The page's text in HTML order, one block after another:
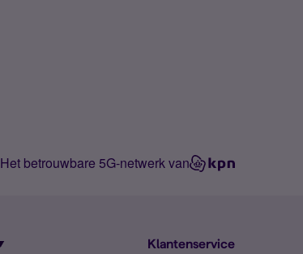
Het betrouwbare 5G-netwerk van
Klantenservice